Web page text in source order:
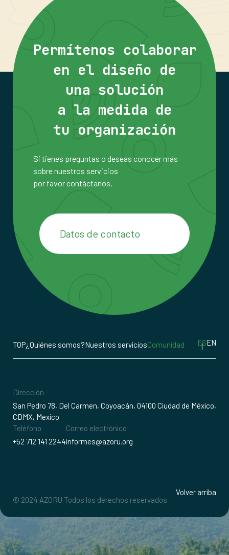
Permítenos colaborar
en el diseño de
una solución
a la medida de
tu organización
Si tienes preguntas o deseas conocer más
sobre nuestros servicios
por favor contáctanos.
Datos de contacto
TOP¿Quiénes somos?Nuestros serviciosComunidad ESEN
Dirección
San Pedro 78, Del Carmen, Coyoacán, 04100 Ciudad de México,
CDMX, Mexico
Teléfono
+52 712 141 2244
Correo electrónico
informes@azoru.org
Volver arriba
© 2024 AZORU Todos los derechos reservados